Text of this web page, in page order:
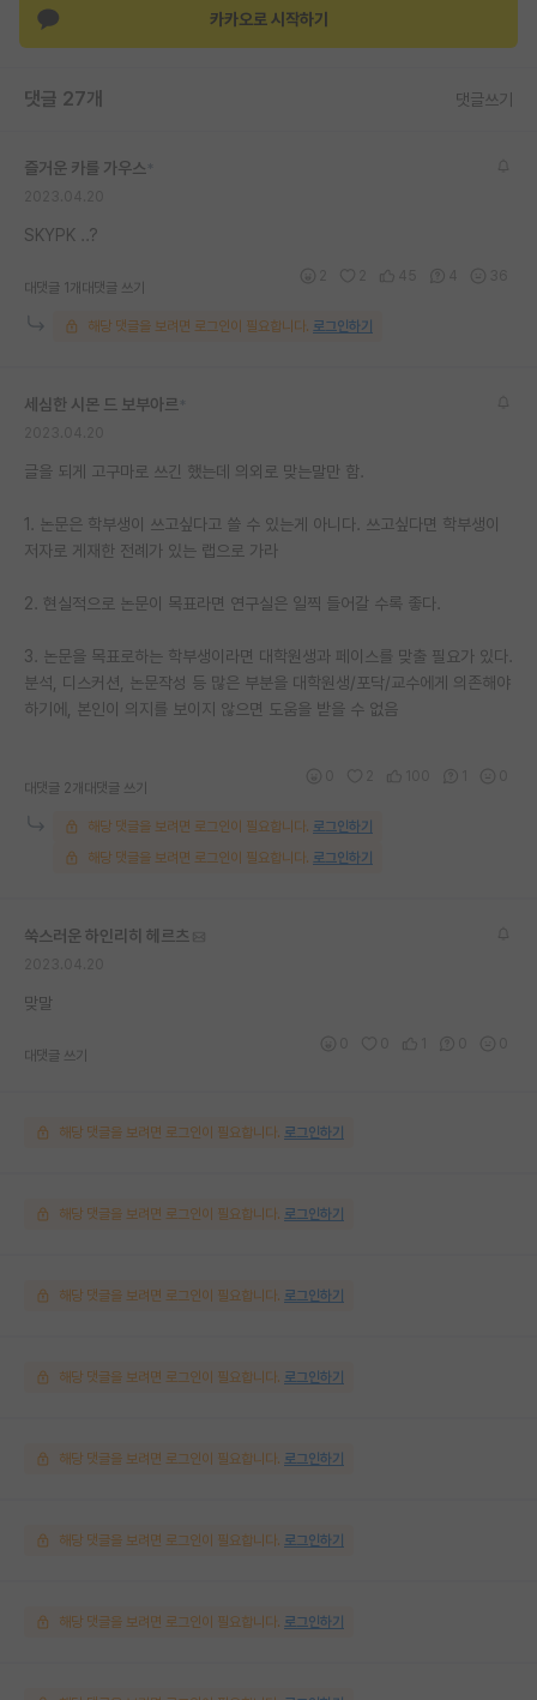
카카오로 시작하기
댓글 27개 댓글쓰기
즐거운 카를 가우스
SKYPK ..?
대댓글 1개 대댓글 쓰기
해당 댓글을 보려면 로그인이 필요합니다. 로그인하기
세심한 시몬 드 보부아르
글을 되게 고구마로 쓰긴 했는데 의외로 맞는말만 함.
1. 논문은 학부생이 쓰고싶다고 쓸 수 있는게 아니다. 쓰고싶다면 학부생이
저자로 게재한 전례가 있는 랩으로 가라
2. 현실적으로 논문이 목표라면 연구실은 일찍 들어갈 수록 좋다.
3. 논문을 목표로하는 학부생이라면 대학원생과 페이스를 맞출 필요가 있다.
분석, 디스커션, 논문작성 등 많은 부분을 대학원생/포닥/교수에게 의존해야
하기에, 본인이 의지를 보이지 않으면 도움을 받을 수 없음
대댓글 2개 대댓글 쓰기
해당 댓글을 보려면 로그인이 필요합니다. 로그인하기
해당 댓글을 보려면 로그인이 필요합니다. 로그인하기
쑥스러운 하인리히 헤르츠
맞말
대댓글 쓰기
해당 댓글을 보려면 로그인이 필요합니다. 로그인하기
해당 댓글을 보려면 로그인이 필요합니다. 로그인하기
해당 댓글을 보려면 로그인이 필요합니다. 로그인하기
해당 댓글을 보려면 로그인이 필요합니다. 로그인하기
해당 댓글을 보려면 로그인이 필요합니다. 로그인하기
해당 댓글을 보려면 로그인이 필요합니다. 로그인하기
해당 댓글을 보려면 로그인이 필요합니다. 로그인하기